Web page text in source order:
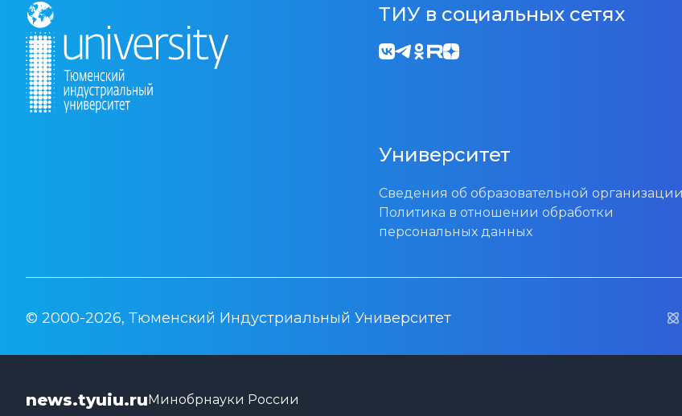
ТИУ в социальных сетях
Университет
Сведения об образовательной организации
Политика в отношении обработки
персональных данных
© 2000-2026, Тюменский Индустриальный Университет
news.tyuiu.ruМинобрнауки России